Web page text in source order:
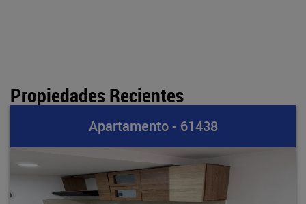
Propiedades Recientes
Apartamento - 61438